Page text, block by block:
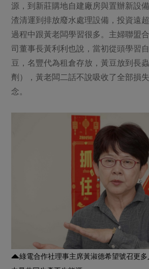
源，到新莊購地自建廠房與置辦新設
渣清運到排放廢水處理設備，投資遠
過程中跟黃老闆學習很多。主婦聯盟
司董事長黃利利也說，當初從頭學習
豆，名豐代為租倉存放，黃豆放到長
劑），黃老闆二話不說吸收了全部損
念。
綠電合作社理事主席黃淑德希望號召更